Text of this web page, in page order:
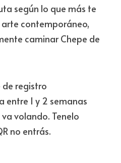
según lo que más te
contemporáneo,
caminar Chepe de
registro
entre 1 y 2 semanas
volando. Tenelo
no entrás.